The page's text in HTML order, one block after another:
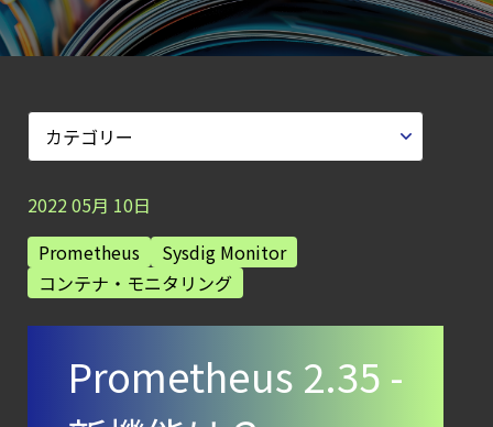
クラウドネイティブ時代に必要な対策の全体像
クラウドワークロードを守る最新セキュリテ
【ブログ】
AIワークロードのコンテナセキュリティ
GPU環境を守る新しい視点
202205月 10日
Prometheus
Sysdig Monitor
コンテナ・モニタリング
Prometheus 2.35 -